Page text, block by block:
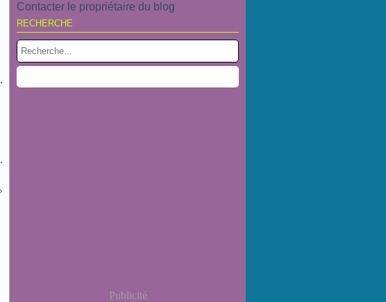
Contacter le propriétaire du blog
RECHERCHE
Publicité